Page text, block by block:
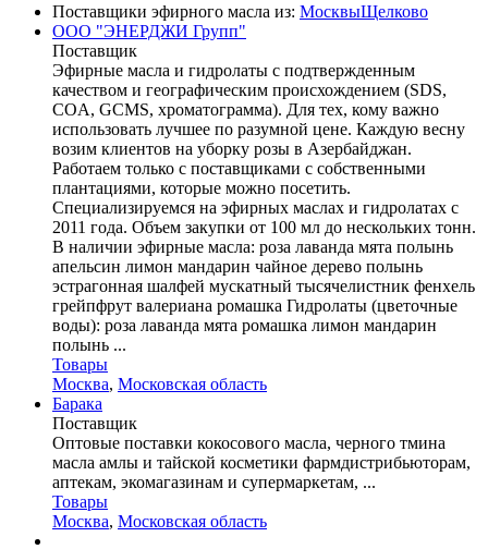
Поставщики эфирного масла из: МосквыЩелково
ООО "ЭНЕРДЖИ Групп"
Поставщик
Эфирные масла и гидролаты с подтвержденным
качеством и географическим происхождением (SDS,
COA, GCMS, хроматограмма). Для тех, кому важно
использовать лучшее по разумной цене. Каждую весну
возим клиентов на уборку розы в Азербайджан.
Работаем только с поставщиками с собственными
плантациями, которые можно посетить.
Специализируемся на эфирных маслах и гидролатах с
2011 года. Объем закупки от 100 мл до нескольких тонн.
В наличии эфирные масла: роза лаванда мята полынь
апельсин лимон мандарин чайное дерево полынь
эстрагонная шалфей мускатный тысячелистник фенхель
грейпфрут валериана ромашка Гидролаты (цветочные
воды): роза лаванда мята ромашка лимон мандарин
полынь ...
Товары
Москва, Московская область
Барака
Поставщик
Оптовые поставки кокосового масла, черного тмина
масла амлы и тайской косметики фармдистрибьюторам,
аптекам, экомагазинам и супермаркетам, ...
Товары
Москва, Московская область